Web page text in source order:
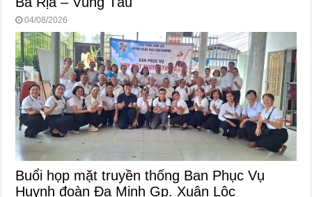
04/08/2026
Buổi họp mặt truyền thống Ban Phục Vụ
Huynh đoàn Đa Minh Gp. Xuân Lộc